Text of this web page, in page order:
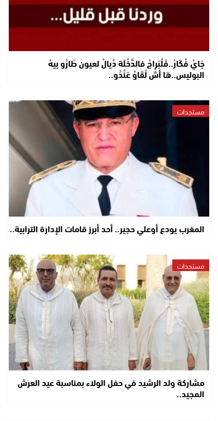
جَايْ فْكَارْ..فَلْبَراجْ فالدَّخْلَة دْيالْ لعيون طَارُو بيهْ
البوليس..هَا أشْ لْقَاوْ عَنْدُو..
مستجدات
المغرب يودع أوعلي حجير.. أحد أبرز قامات الإدارة الترابية..
مستجدات
مشاركة ولد الرشيد في حفل الولاء بمناسبة عيد العرش
المجيد..